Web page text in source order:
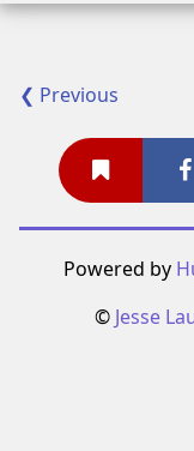
❮ Previous
Powered by
© Jesse